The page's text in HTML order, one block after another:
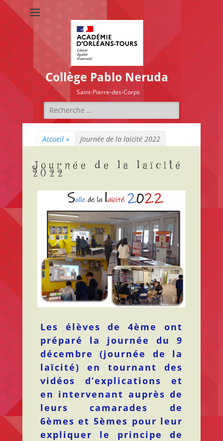
Collège Pablo Neruda
Saint-Pierre-des-Corps
Accueil » Journée de la laïcité 2022
Journée de la laïcité
2022
Les élèves de 4ème ont
préparé la journée du 9
décembre (journée de la
laïcité) en tournant des
vidéos d’explications et
en intervenant auprès de
leurs camarades de
6èmes et 5èmes pour leur
expliquer le principe de